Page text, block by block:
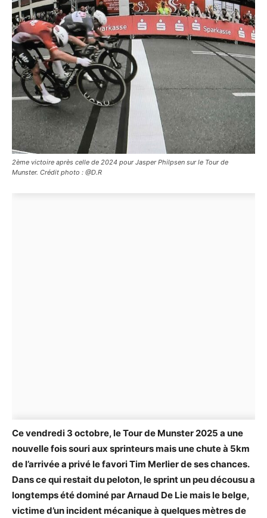
2ème victoire après celle de 2024 pour Jasper Philpsen sur le Tour de
Munster. Crédit photo : @D.R
Ce vendredi 3 octobre, le Tour de Munster 2025 a une
nouvelle fois souri aux sprinteurs mais une chute à 5km
de l’arrivée a privé le favori Tim Merlier de ses chances.
Dans ce qui restait du peloton, le sprint un peu décousu a
longtemps été dominé par Arnaud De Lie mais le belge,
victime d’un incident mécanique à quelques mètres de